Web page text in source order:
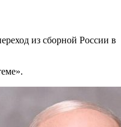
из сборной России в